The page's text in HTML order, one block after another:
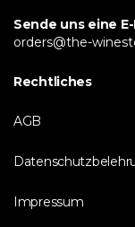
Sende uns eine
orders@the-
Rechtliches
AGB
Impressum